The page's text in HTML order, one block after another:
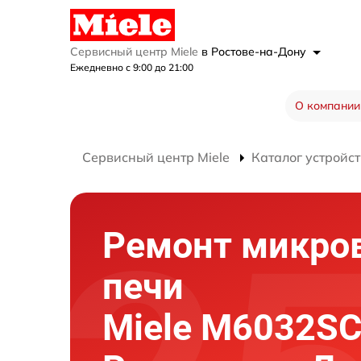
Сервисный центр Miele в Ростове-на-Дону
Ежедневно с 9:00 до 21:00
О компании
Сервисный центр Miele Каталог
Ремонт
печи
Miele